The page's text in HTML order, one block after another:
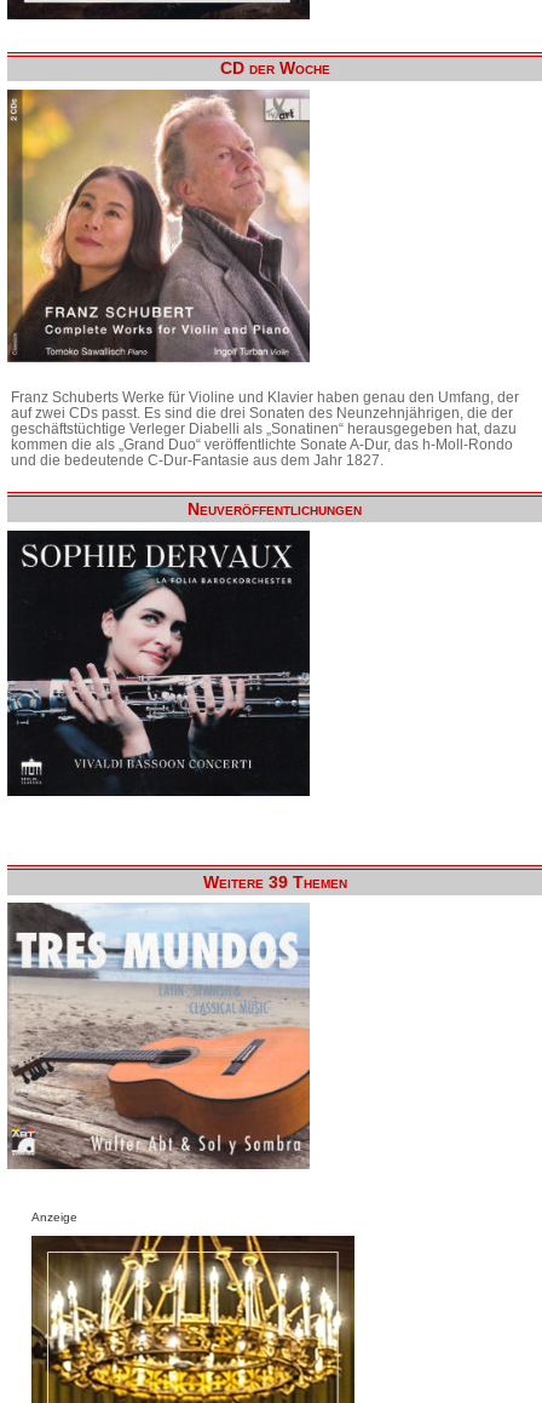
CD der Woche
Franz Schuberts Werke für Violine und Klavier haben genau den Umfang, der
auf zwei CDs passt. Es sind die drei Sonaten des Neunzehnjährigen, die der
geschäftstüchtige Verleger Diabelli als „Sonatinen“ herausgegeben hat, dazu
kommen die als „Grand Duo“ veröffentlichte Sonate A-Dur, das h-Moll-Rondo
und die bedeutende C-Dur-Fantasie aus dem Jahr 1827.
Neuveröffentlichungen
Weitere 39 Themen
Anzeige